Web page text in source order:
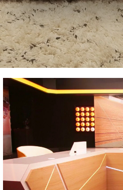
Notre activité est dédiée aux projets
être traitées.
Atelier b traite les données recueillies
Pour en savoir plus sur la gestion de vos
vous à lapolitique de confidentialité .